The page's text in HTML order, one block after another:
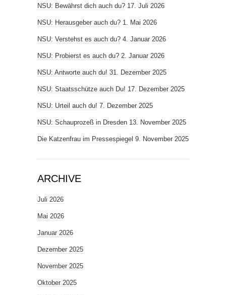
NSU: Bewährst dich auch du? 17. Juli 2026
NSU: Herausgeber auch du? 1. Mai 2026
NSU: Verstehst es auch du? 4. Januar 2026
NSU: Probierst es auch du? 2. Januar 2026
NSU: Antworte auch du! 31. Dezember 2025
NSU: Staatsschütze auch Du! 17. Dezember 2025
NSU: Urteil auch du! 7. Dezember 2025
NSU: Schauprozeß in Dresden 13. November 2025
Die Katzenfrau im Pressespiegel 9. November 2025
ARCHIVE
Juli 2026
Mai 2026
Januar 2026
Dezember 2025
November 2025
Oktober 2025